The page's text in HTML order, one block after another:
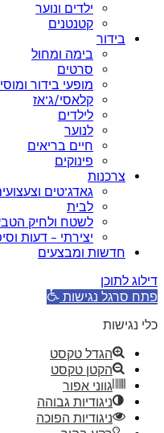
ילדים ונוער
קטנטנים
בידור
בימה ומחול
סרטים
מופעי בידור
קלאסי/ג’אז
לילדים
לנוער
חיים בריאים
פינוקים
צרכנות
גאדג’טים
לבית
לשטח ולחיק
יצירתי – דעות
חדשות ומבצעים
דילוג לתוכן
פתח סרגל נגישות
כלי נגישות
הגדל טקסט
הקטן טקסט
גווני אפור
ניגודיות גבוהה
ניגודיות הפוכה